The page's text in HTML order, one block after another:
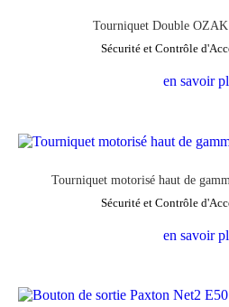
Tourniquet Double
Sécurité et Contrôle
en savoir
Tourniquet motorisé haut de
Sécurité et Contrôle
en savoir